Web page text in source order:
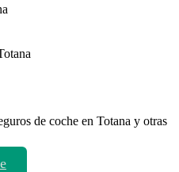
de coche en Totana y otras